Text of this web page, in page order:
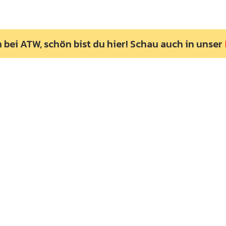
ATW, schön bist du hier! Schau auch in unser